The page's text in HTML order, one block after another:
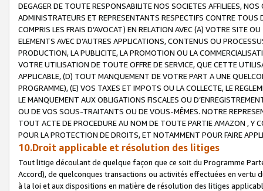
DEGAGER DE TOUTE RESPONSABILITE NOS SOCIETES AFFILIEES,
ADMINISTRATEURS ET REPRESENTANTS RESPECTIFS CONTRE
COMPRIS LES FRAIS D’AVOCAT) EN RELATION AVEC (A) VOTRE SITE
ELEMENTS AVEC D’AUTRES APPLICATIONS, CONTENUS OU
PRODUCTION, LA PUBLICITE, LA PROMOTION OU LA
VOTRE UTILISATION DE TOUTE OFFRE DE SERVICE, QUE CETTE
APPLICABLE, (D) TOUT MANQUEMENT DE VOTRE PART A UNE
PROGRAMME), (E) VOS TAXES ET IMPOTS OU LA COLLECTE, LE
LE MANQUEMENT AUX OBLIGATIONS FISCALES OU
OU DE VOS SOUS-TRAITANTS OU DE VOUS-MÊMES. NOTRE
TOUT ACTE DE PROCEDURE AU NOM DE TOUTE PARTIE AMAZON , Y
POUR LA PROTECTION DE DROITS, ET NOTAMMENT POUR FAIRE
10.Droit applicable et résolution des litiges
Tout litige découlant de quelque façon que ce soit du Programme
Accord), de quelconques transactions ou activités effectuées en vertu
à la loi et aux dispositions en matière de résolution des litiges